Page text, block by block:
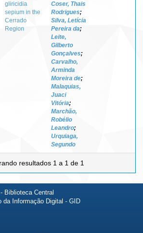
gliricidia
sepium in the
Cerrado
Region
Coser, Thais
Rodrigues;
Silva, Letícia
Pereira da;
Leite,
Gilberto
Gonçalves;
Carvalho,
Arminda
Moreira de;
Malaquias,
Juaci
Vitória;
Marchão,
Robélio
Leandro;
Urquiaga,
Segundo
resultados 1 a 1 de 1
Biblioteca Central
da Informação Digital - GID